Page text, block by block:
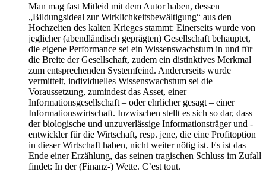
Man mag fast Mitleid mit dem Autor haben, dessen
„Bildungsideal zur Wirklichkeitsbewältigung“ aus den
Hochzeiten des kalten Krieges stammt: Einerseits wurde von
jeglicher (abendländisch geprägten) Gesellschaft behauptet,
die eigene Performance sei ein Wissenswachstum in und für
die Breite der Gesellschaft, zudem ein distinktives Merkmal
zum entsprechenden Systemfeind. Andererseits wurde
vermittelt, individuelles Wissenswachstum sei die
Voraussetzung, zumindest das Asset, einer
Informationsgesellschaft – oder ehrlicher gesagt – einer
Informationswirtschaft. Inzwischen stellt es sich so dar, dass
der biologische und unzuverlässige Informationsträger und -
entwickler für die Wirtschaft, resp. jene, die eine Profitoption
in dieser Wirtschaft haben, nicht weiter nötig ist. Es ist das
Ende einer Erzählung, das seinen tragischen Schluss im Zufall
findet: In der (Finanz-) Wette. C’est tout.